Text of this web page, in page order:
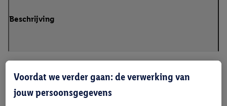
Beschrijving
Voordat we verder gaan: de verwerking van
jouw persoonsgegevens